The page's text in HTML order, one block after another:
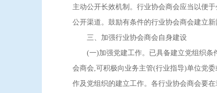
主动公开长效机制。行业协会商会应当以便
公开渠道。鼓励有条件的行业协会商会建立新
三、加强行业协会商会自身建设
(一)加强党建工作。已具备建立党组织条件
会商会,可积极向业务主管(行业指导)单位党
作及党组织的建立工作。各行业协会商会要